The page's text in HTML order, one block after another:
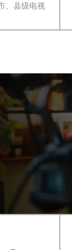
、县级电视